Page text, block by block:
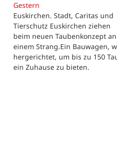
Gestern
Euskirchen. Stadt, Caritas und
Tierschutz Euskirchen ziehen
beim neuen Taubenkonzept an
einem Strang.Ein Bauwagen,
hergerichtet, um bis zu 150
ein Zuhause zu bieten.